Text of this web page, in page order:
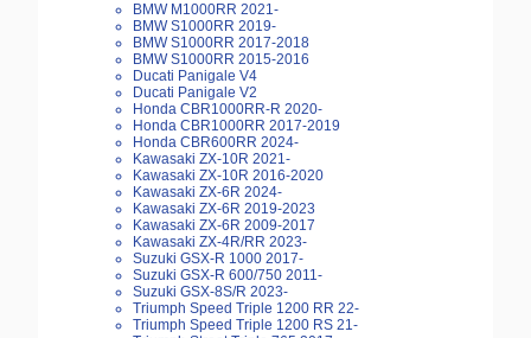
BMW M1000RR 2021-
BMW S1000RR 2019-
BMW S1000RR 2017-2018
BMW S1000RR 2015-2016
Ducati Panigale V4
Ducati Panigale V2
Honda CBR1000RR-R 2020-
Honda CBR1000RR 2017-2019
Honda CBR600RR 2024-
Kawasaki ZX-10R 2021-
Kawasaki ZX-10R 2016-2020
Kawasaki ZX-6R 2024-
Kawasaki ZX-6R 2019-2023
Kawasaki ZX-6R 2009-2017
Kawasaki ZX-4R/RR 2023-
Suzuki GSX-R 1000 2017-
Suzuki GSX-R 600/750 2011-
Suzuki GSX-8S/R 2023-
Triumph Speed Triple 1200 RR 22-
Triumph Speed Triple 1200 RS 21-